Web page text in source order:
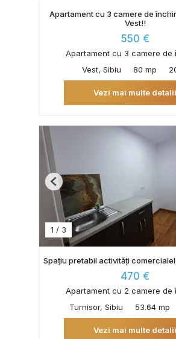
Apartament cu 3 camere de
Vest!!
550 €
Apartament cu 3 camere de
Vest, Sibiu
80 mp
Vezi mai multe detalii
1 / 3
Previous
Spațiu pretabil activități
470 €
Apartament cu 2 camere de
Turnisor, Sibiu
53.64 mp
Vezi mai multe detalii